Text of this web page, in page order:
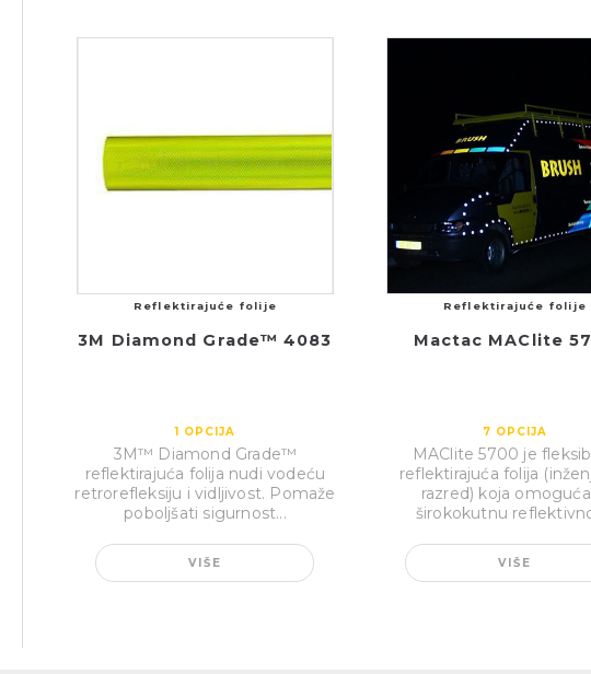
Reflektirajuće folije
3M Diamond Grade™ 4083
1 OPCIJA
3M™ Diamond Grade™
reflektirajuća folija nudi vodeću
retrorefleksiju i vidljivost. Pomaže
poboljšati sigurnost...
VIŠE
Reflektirajuće folije
Mactac MAClite
7 OPCIJA
MAClite 5700 je
reflektirajuća folija
razred) koja
širokokutnu
VIŠE